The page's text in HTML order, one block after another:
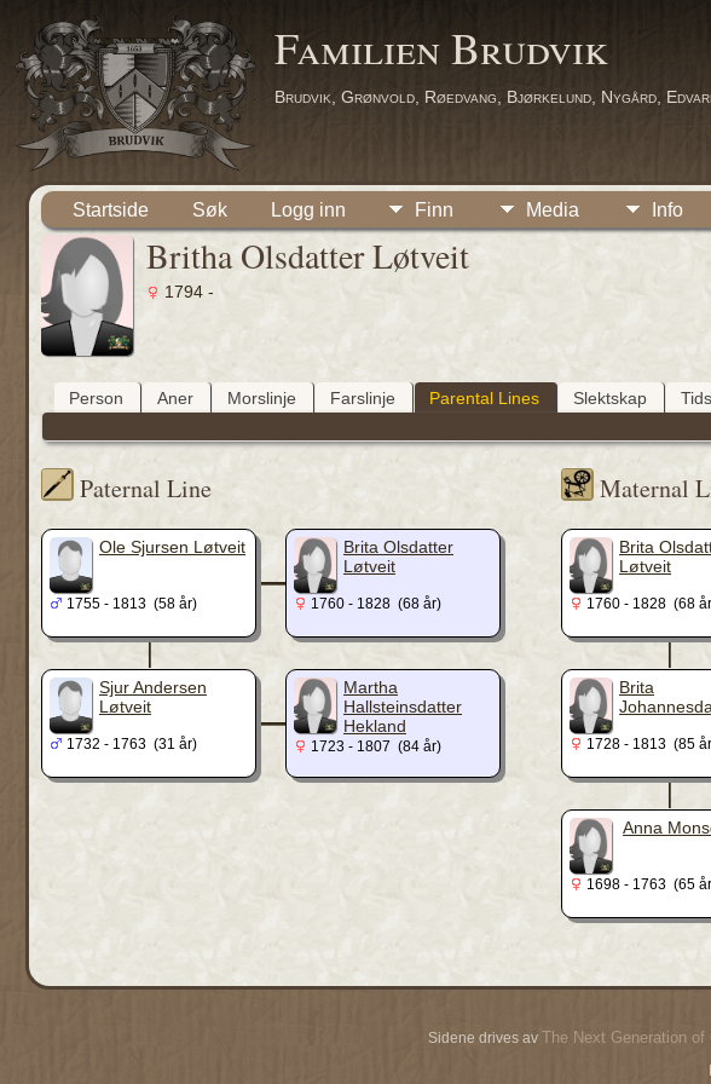
Familien Brudvik
Brudvik, Grønvold, Røedvang, Bjørkelund, Nygård,
Startside Søk Logg inn Finn Media Info
Britha Olsdatter Løtveit
1794 -
Person Aner Morslinje Farslinje Parental Lines Slektskap
Paternal Line Maternal
Ole Sjursen Løtveit
1755 - 1813 (58 år)
_
Brita Olsdatter
Løtveit
1760 - 1828 (68 år)
|
Sjur Andersen
Løtveit
1732 - 1763 (31 år)
_
Martha
Hallsteinsdatter
Hekland
1723 - 1807 (84 år)
Brita
Løtveit
1760 - 1828 (68
|
Brita
1728 - 1813 (85
|
Anna
1698 - 1763 (65
Sidene drives av The Next Generation of